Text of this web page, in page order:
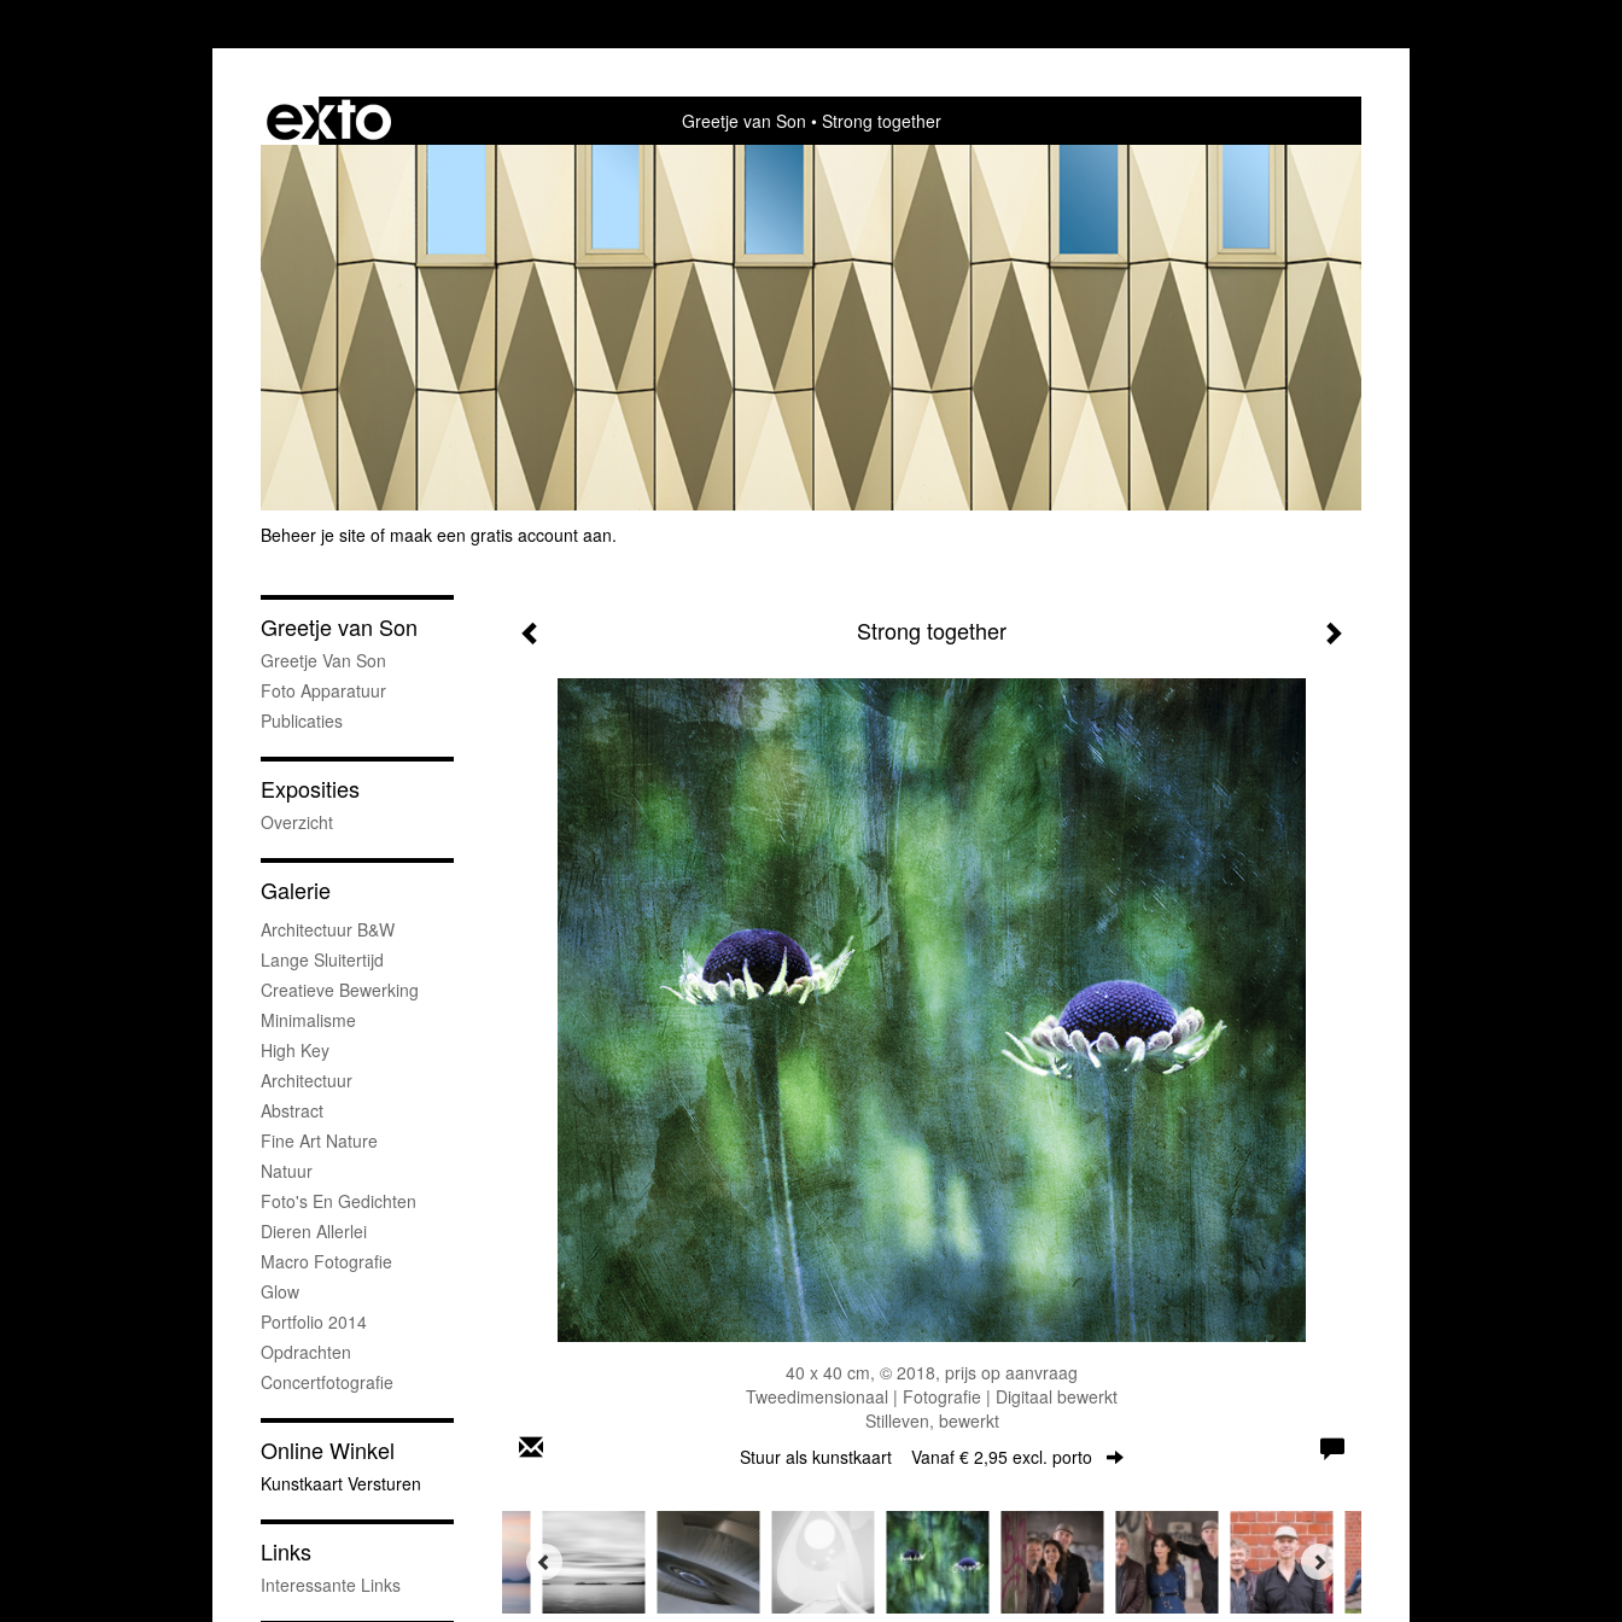
Greetje van Son Strong together
Beheer je site of maak een gratis account aan.
Strong together
40 x 40 cm, © 2018, prijs op aanvraag
Tweedimensionaal | Fotografie | Digitaal bewerkt
Stilleven, bewerkt
Stuur als kunstkaart Vanaf € 2,95 excl. porto
Greetje van Son
Greetje Van Son
Foto Apparatuur
Publicaties
Exposities
Overzicht
Galerie
Architectuur B&w
Lange Sluitertijd
Creatieve Bewerking
Minimalisme
High Key
Architectuur
Abstract
Fine Art Nature
Natuur
Foto's En Gedichten
Dieren Allerlei
Macro Fotografie
Glow
Portfolio 2014
Opdrachten
Concertfotografie
Online Winkel
Kunstkaart Versturen
Links
Interessante Links